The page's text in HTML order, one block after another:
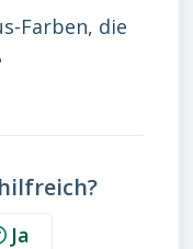
Farben, die
Ja